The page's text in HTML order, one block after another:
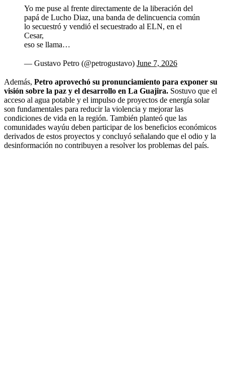
Yo me puse al frente directamente de la liberación del
papá de Lucho Diaz, una banda de delincuencia común
lo secuestró y vendió el secuestrado al ELN, en el
Cesar,
eso se llama…
— Gustavo Petro (@petrogustavo) June 7, 2026
Además, Petro aprovechó su pronunciamiento para exponer su
visión sobre la paz y el desarrollo en La Guajira. Sostuvo que el
acceso al agua potable y el impulso de proyectos de energía solar
son fundamentales para reducir la violencia y mejorar las
condiciones de vida en la región. También planteó que las
comunidades wayúu deben participar de los beneficios económicos
derivados de estos proyectos y concluyó señalando que el odio y la
desinformación no contribuyen a resolver los problemas del país.